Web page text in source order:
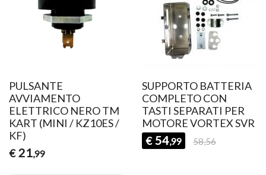
PULSANTE
AVVIAMENTO
ELETTRICO NERO TM
KART (MINI / KZ10ES /
KF)
€ 21,99
SUPPORTO BATTERIA
COMPLETO CON
TASTI SEPARATI PER
MOTORE VORTEX SVR
€ 54,99 58,56